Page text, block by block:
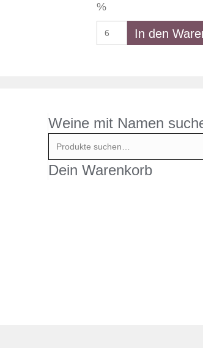
%
Tapiz
Las
Menge
In den
Weine mit Namen
Suche
nach:
Dein Warenkorb